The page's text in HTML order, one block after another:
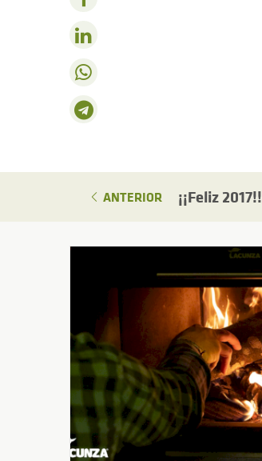
ANTERIOR ¡¡Feliz 2017!!